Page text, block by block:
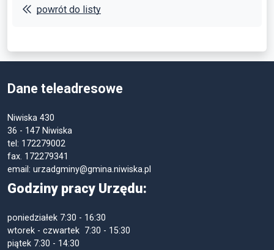
powrót do listy
Dane teleadresowe
Niwiska 430
36 - 147 Niwiska
tel: 172279002
fax. 172279341
email: urzadgminy@gmina.niwiska.pl
Godziny pracy Urzędu:
poniedziałek 7:30 - 16:30
wtorek - czwartek 7:30 - 15:30
piątek 7:30 - 14:30